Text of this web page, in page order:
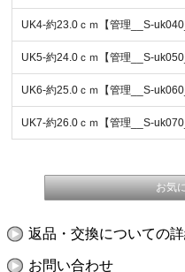
UK4-約23.0ｃｍ【管理__S-
UK5-約24.0ｃｍ【管理__S-
UK6-約25.0ｃｍ【管理__S-
UK7-約26.0ｃｍ【管理__S-
返品・交換についての
お問い合わせ